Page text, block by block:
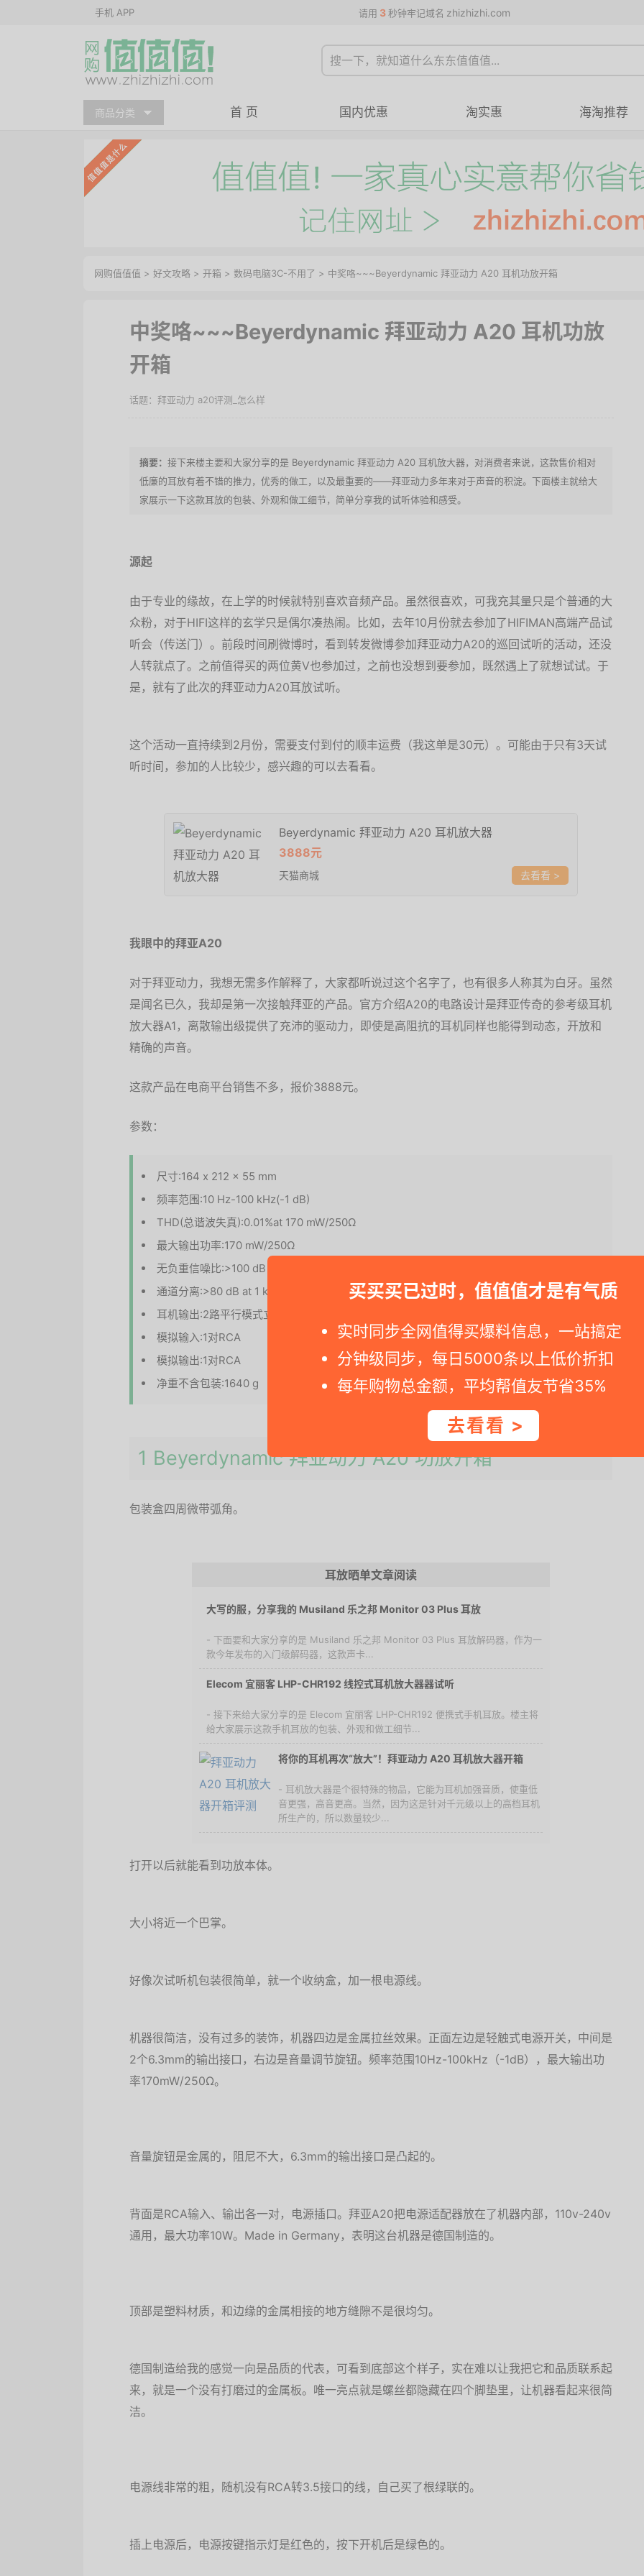
手机 APP 请用 3 秒钟牢记域名 zhizhizhi.com
商品分类 首 页 国内优惠 淘实惠 海淘推荐
买买买已过时，值值值才是有气质
实时同步全网值得买爆料信息，一站搞定
分钟级同步，每日5000条以上低价折扣
每年购物总金额，平均帮值友节省35%
去看看 >
网购值值值 > 好文攻略 > 开箱 > 数码电脑3C-不用了 > 中奖咯~~~Beyerdynamic 拜亚动力 A20 耳机功放开箱
中奖咯~~~Beyerdynamic 拜亚动力 A20 耳机功放
开箱
拜亚动力 a20评测_怎么样
接下来楼主要和大家分享的是 Beyerdynamic 拜亚动力 A20 耳机放大器，对消费者来说，这款售价相对
低廉的耳放有着不错的推力，优秀的做工，以及最重要的——拜亚动力多年来对于声音的积淀。下面楼主就给大
家展示一下这款耳放的包装、外观和做工细节，简单分享我的试听体验和感受。
源起
由于专业的缘故，在上学的时候就特别喜欢音频产品。虽然很喜欢，可我充其量只是个普通的大
众粉，对于HIFI这样的玄学只是偶尔凑热闹。比如，去年10月份就去参加了HIFIMAN高端产品试
听会（传送门）。前段时间刷微博时，看到转发微博参加拜亚动力A20的巡回试听的活动，还没
人转就点了。之前值得买的两位黄V也参加过，之前也没想到要参加，既然遇上了就想试试。于
是，就有了此次的拜亚动力A20耳放试听。
这个活动一直持续到2月份，需要支付到付的顺丰运费（我这单是30元）。可能由于只有3天试
听时间，参加的人比较少，感兴趣的可以去看看。
Beyerdynamic 拜亚动力 A20 耳机放大器
3888元
天猫商城 >
我眼中的拜亚A20
对于拜亚动力，我想无需多作解释了，大家都听说过这个名字了，也有很多人称其为白牙。虽然
是闻名已久，我却是第一次接触拜亚的产品。官方介绍A20的电路设计是拜亚传奇的参考级耳机
放大器A1，离散输出级提供了充沛的驱动力，即使是高阻抗的耳机同样也能得到动态，开放和
精确的声音。
这款产品在电商平台销售不多，报价3888元。
参数：
尺寸:164 x 212 x 55 mm
频率范围:10 Hz-100 kHz(-1 dB)
THD(总谐波失真):0.01%at 170 mW/250Ω
最大输出功率:170 mW/250Ω
无负重信噪比:>100 dB
通道分离:>80 dB at 1 kHz/250Ω
耳机输出:2路平行模式立体声输出6.35mm(1/4")
模拟输入:1对RCA
模拟输出:1对RCA
净重不含包装:1640 g
1 Beyerdynamic 拜亚动力 A20 功放开箱
包装盒四周微带弧角。
耳放晒单文章阅读
大写的服，分享我的 Musiland 乐之邦 Monitor 03 Plus 耳放
- 下面要和大家分享的是 Musiland 乐之邦 Monitor 03 Plus 耳放解码器，作为一
款今年发布的入门级解码器，这款声卡...
Elecom 宜丽客 LHP-CHR192 线控式耳机放大器器试听
- 接下来给大家分享的是 Elecom 宜丽客 LHP-CHR192 便携式手机耳放。楼主将
给大家展示这款手机耳放的包装、外观和做工细节...
将你的耳机再次“放大”！拜亚动力 A20 耳机放大器开箱
- 耳机放大器是个很特殊的物品，它能为耳机加强音质，使重低
音更强，高音更高。当然，因为这是针对千元级以上的高档耳机
所生产的，所以数量较少...
打开以后就能看到功放本体。
大小将近一个巴掌。
好像次试听机包装很简单，就一个收纳盒，加一根电源线。
机器很简洁，没有过多的装饰，机器四边是金属拉丝效果。正面左边是轻触式电源开关，中间是
2个6.3mm的输出接口，右边是音量调节旋钮。频率范围10Hz-100kHz（-1dB），最大输出功
率170mW/250Ω。
音量旋钮是金属的，阻尼不大，6.3mm的输出接口是凸起的。
背面是RCA输入、输出各一对，电源插口。拜亚A20把电源适配器放在了机器内部，110v-240v
通用，最大功率10W。Made in Germany，表明这台机器是德国制造的。
顶部是塑料材质，和边缘的金属相接的地方缝隙不是很均匀。
德国制造给我的感觉一向是品质的代表，可看到底部这个样子，实在难以让我把它和品质联系起
来，就是一个没有打磨过的金属板。唯一亮点就是螺丝都隐藏在四个脚垫里，让机器看起来很简
洁。
电源线非常的粗，随机没有RCA转3.5接口的线，自己买了根绿联的。
插上电源后，电源按键指示灯是红色的，按下开机后是绿色的。